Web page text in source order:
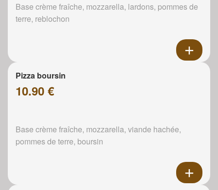
Base crème fraîche, mozzarella, lardons, pommes de
terre, reblochon
Pizza boursin
10.90 €
Base crème fraîche, mozzarella, viande hachée,
pommes de terre, boursin